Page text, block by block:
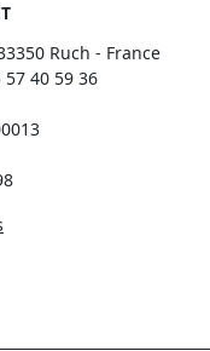
Ruch - France
57 40 59 36